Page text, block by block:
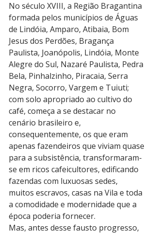
No século XVIII, a Região Bragantina
formada pelos municípios de Águas
de Lindóia, Amparo, Atibaia, Bom
Jesus dos Perdões, Bragança
Paulista, Joanópolis, Lindóia, Monte
Alegre do Sul, Nazaré Paulista, Pedra
Bela, Pinhalzinho, Piracaia, Serra
Negra, Socorro, Vargem e Tuiuti;
com solo apropriado ao cultivo do
café, começa a se destacar no
cenário brasileiro e,
consequentemente, os que eram
apenas fazendeiros que viviam quase
para a subsistência, transformaram-
se em ricos cafeicultores, edificando
fazendas com luxuosas sedes,
muitos escravos, casas na Vila e toda
a comodidade e modernidade que a
época poderia fornecer.
Mas, antes desse fausto progresso,